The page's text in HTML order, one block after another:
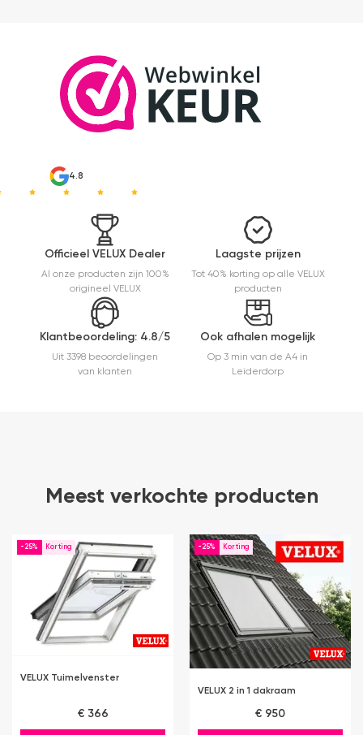
4.8
Officieel VELUX Dealer
Al onze producten zijn 100%
origineel VELUX
Laagste prijzen
Tot 40% korting op alle VELUX
producten
Klantbeoordeling: 4.8/5
Uit 3398 beoordelingen
van klanten
Ook afhalen mogelijk
Op 3 min van de A4 in
Leiderdorp
Meest verkochte producten
-25%
VELUX Tuimelvenster
€ 366
-25%
VELUX 2 in 1 dakraam
€ 950